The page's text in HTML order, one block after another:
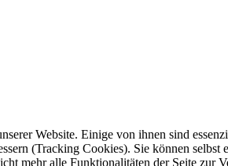
Website. Einige von ihnen sind
(Tracking Cookies). Sie können selbst
mehr alle Funktionalitäten der Seite zur